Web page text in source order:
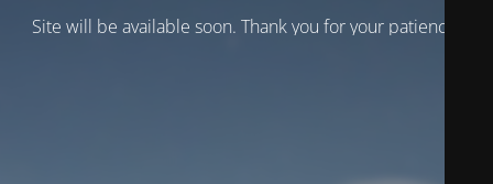
Site will be available soon. Thank you for your patience!